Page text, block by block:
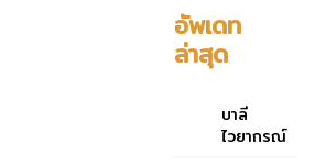
อัพเดท
ล่าสุด
บาลี
ไวยากรณ์